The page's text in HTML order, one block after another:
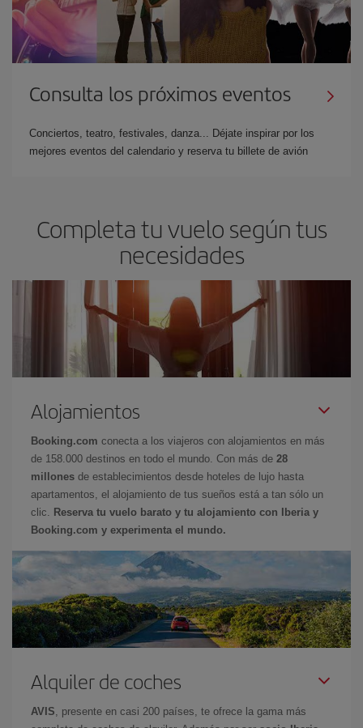
Consulta los próximos eventos
Conciertos, teatro, festivales, danza... Déjate inspirar por los
mejores eventos del calendario y reserva tu billete de avión
Completa tu vuelo según tus
necesidades
Alojamientos
Booking.com conecta a los viajeros con alojamientos en más
de 158.000 destinos en todo el mundo. Con más de 28
millones de establecimientos desde hoteles de lujo hasta
apartamentos, el alojamiento de tus sueños está a tan sólo un
clic.
Reserva tu vuelo barato y tu alojamiento con Iberia y
Booking.com y experimenta el mundo.
Alquiler de coches
AVIS , presente en casi 200 países, te ofrece la gama más